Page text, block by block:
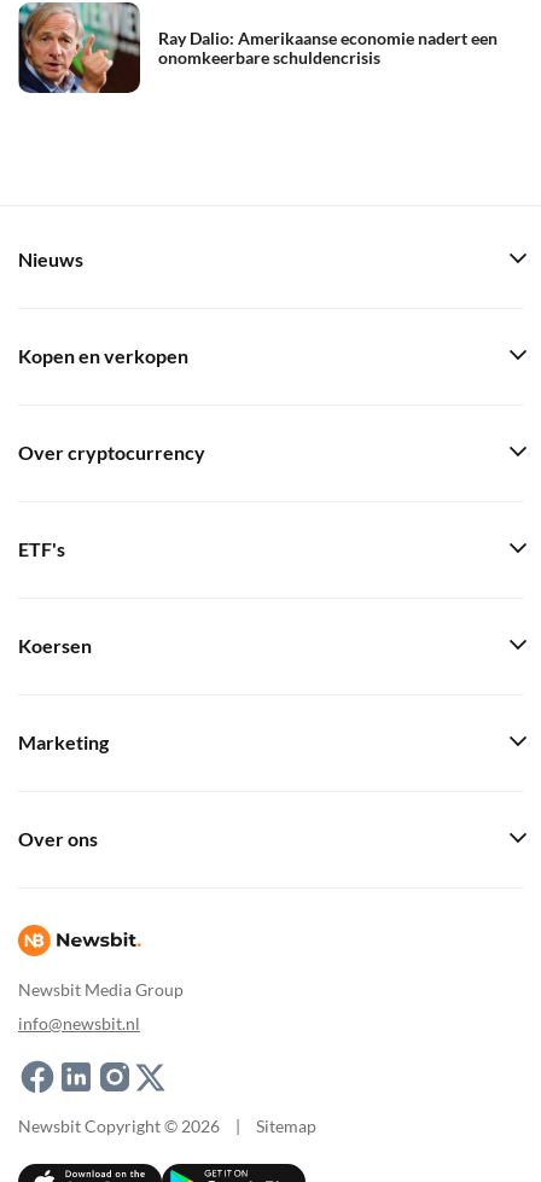
Ray Dalio: Amerikaanse economie nadert een
onomkeerbare schuldencrisis
Newsbit Media Group
info@newsbit.nl
Nieuws
Kopen en verkopen
Over cryptocurrency
ETF's
Koersen
Marketing
Over ons
Newsbit Copyright © 2026 | Sitemap